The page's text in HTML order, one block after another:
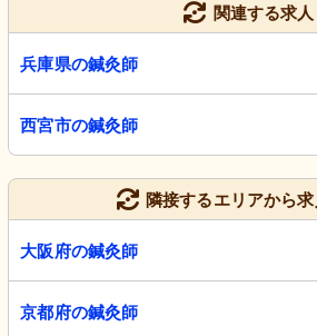
関連する求人
兵庫県の鍼灸師
西宮市の鍼灸師
隣接するエリアから
大阪府の鍼灸師
京都府の鍼灸師